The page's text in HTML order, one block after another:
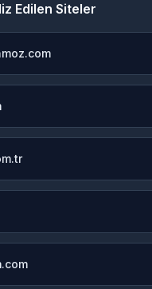
Edilen Siteler